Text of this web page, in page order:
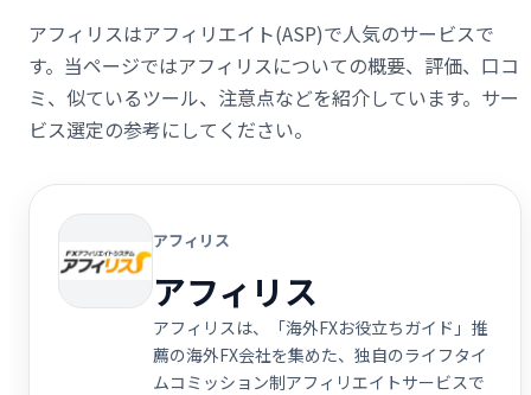
アフィリスはアフィリエイト(ASP)で人気のサービスで
す。当ページではアフィリスについての概要、評価、口コ
ミ、似ているツール、注意点などを紹介しています。サー
ビス選定の参考にしてください。
アフィリス
アフィリス
アフィリスは、「海外FXお役立ちガイド」推
薦の海外FX会社を集めた、独自のライフタイ
ムコミッション制アフィリエイトサービスで